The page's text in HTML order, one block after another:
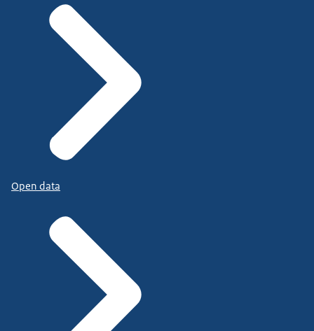
Open data